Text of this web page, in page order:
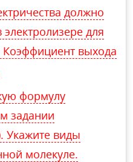
должно
для
Коэффициент выхода
формулу
задании
Укажите виды
молекуле.